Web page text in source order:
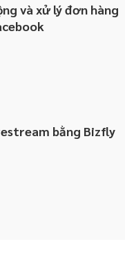
và xử lý đơn hàng
bằng Bizfly